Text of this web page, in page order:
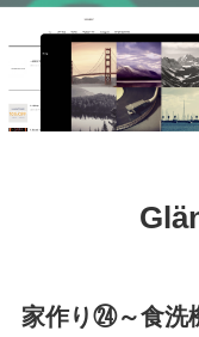
家作り㉔～食洗